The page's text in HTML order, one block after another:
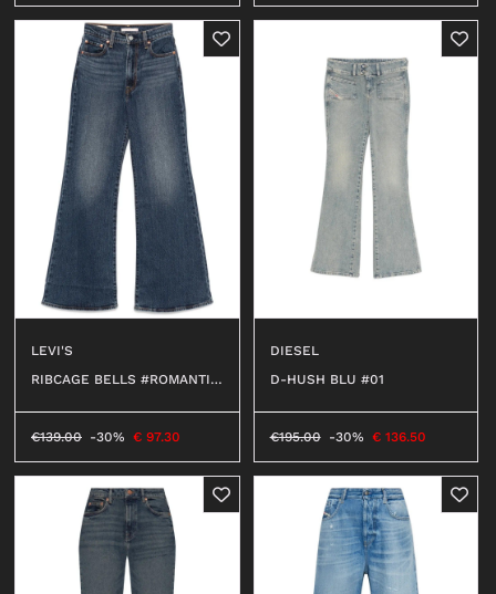
LEVI'S
RIBCAGE BELLS #ROMANTIC
€139.00 -30% € 97.30
DIESEL
D-HUSH BLU #01
€195.00 -30% € 136.50